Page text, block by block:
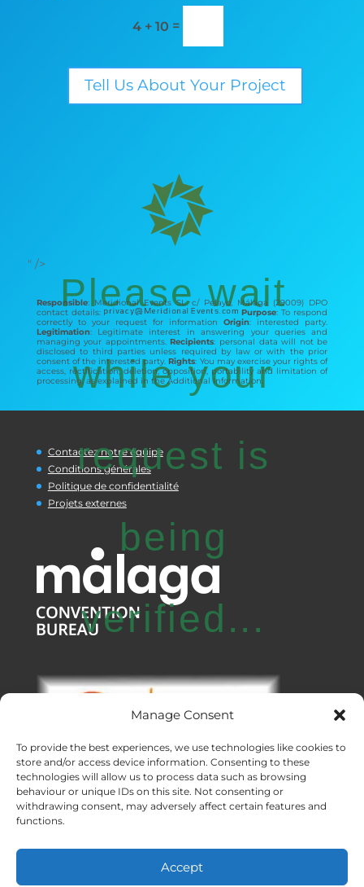
Manage Consent
To provide the best experiences, we use technologies like cookies to
store and/or access device information. Consenting to these
technologies will allow us to process data such as browsing
behaviour or unique IDs on this site. Not consenting or
withdrawing consent, may adversely affect certain features and
functions.
Accept
4 + 10 =
Tell Us About Your Project
Please wait
while your
request is
being
verified...
" />
Responsible: Meridional Events SL. c/ Pelayo, Málaga (29009) DPO
contact details:
Purpose: To respond
correctly to your request for informationOrigin: interested party.
Legitimation: Legitimate interest in answering your queries and
managing your appointments.Recipients: personal data will not be
disclosed to third parties unless required by law or with the prior
consent of the interested party.Rights: You may exercise your rights of
access, rectification, deletion, opposition, portability and limitation of
processing, as explained in the Additional Information.
Contactez notre équipe
Conditions générales
Politique de confidentialité
Projets externes
Créé avec ❤ en Andalousie